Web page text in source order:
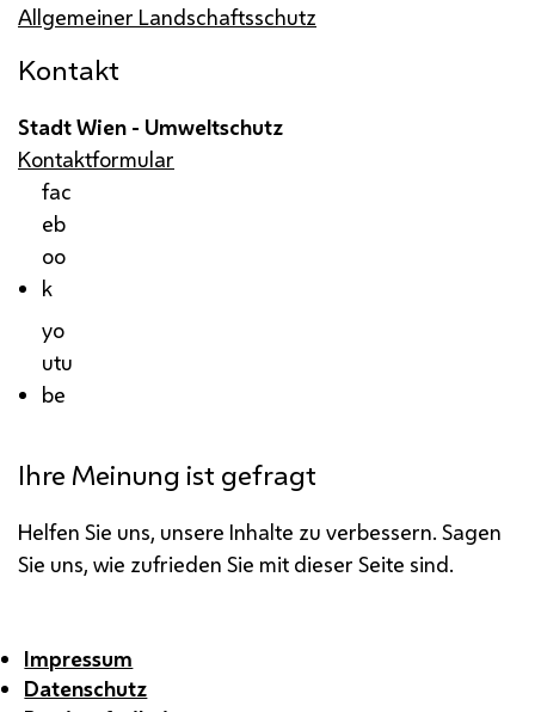
Allgemeiner Landschaftsschutz
Kontakt
Stadt Wien - Umweltschutz
Kontaktformular
fac
eb
oo
k
yo
utu
be
Ihre Meinung ist gefragt
Helfen Sie uns, unsere Inhalte zu verbessern. Sagen
Sie uns, wie zufrieden Sie mit dieser Seite sind.
Impressum
Datenschutz